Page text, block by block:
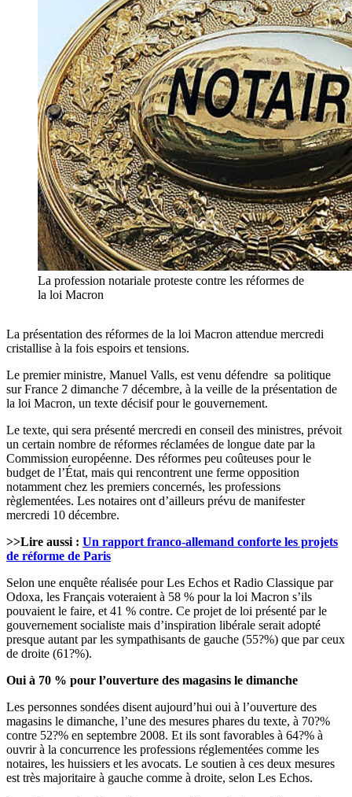
La profession notariale proteste contre les réformes de
la loi Macron
La présentation des réformes de la loi Macron attendue mercredi
cristallise à la fois espoirs et tensions.
Le premier ministre, Manuel Valls, est venu défendre sa politique
sur France 2 dimanche 7 décembre, à la veille de la présentation de
la loi Macron, un texte décisif pour le gouvernement.
Le texte, qui sera présenté mercredi en conseil des ministres, prévoit
un certain nombre de réformes réclamées de longue date par la
Commission européenne. Des réformes peu coûteuses pour le
budget de l’État, mais qui rencontrent une ferme opposition
notamment chez les premiers concernés, les professions
règlementées. Les notaires ont d’ailleurs prévu de manifester
mercredi 10 décembre.
>>Lire aussi : Un rapport franco-allemand conforte les projets
de réforme de Paris
Selon une enquête réalisée pour Les Echos et Radio Classique par
Odoxa, les Français voteraient à 58 % pour la loi Macron s’ils
pouvaient le faire, et 41 % contre. Ce projet de loi présenté par le
gouvernement socialiste mais d’inspiration libérale serait adopté
presque autant par les sympathisants de gauche (55?%) que par ceux
de droite (61?%).
Oui à 70 % pour l’ouverture des magasins le dimanche
Les personnes sondées disent aujourd’hui oui à l’ouverture des
magasins le dimanche, l’une des mesures phares du texte, à 70?%
contre 52?% en septembre 2008. Et ils sont favorables à 64?% à
ouvrir à la concurrence les professions réglementées comme les
notaires, les huissiers et les avocats. Le soutien à ces deux mesures
est très majoritaire à gauche comme à droite, selon Les Echos.